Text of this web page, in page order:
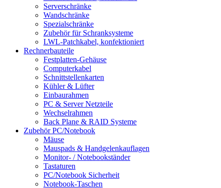
Serverschränke
Wandschränke
Spezialschränke
Zubehör für Schranksysteme
LWL-Patchkabel, konfektioniert
Rechnerbauteile
Festplatten-Gehäuse
Computerkabel
Schnittstellenkarten
Kühler & Lüfter
Einbaurahmen
PC & Server Netzteile
Wechselrahmen
Back Plane & RAID Systeme
Zubehör PC/Notebook
Mäuse
Mauspads & Handgelenkauflagen
Monitor- / Notebookständer
Tastaturen
PC/Notebook Sicherheit
Notebook-Taschen